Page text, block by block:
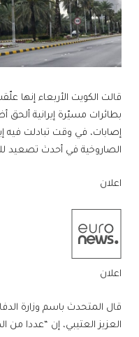
قالت الكويت الأربعاء إنها
بطائرات مسيّرة إيرانية ألحق
إصابات، في وقت تبادلت فيه
الصاروخية في أحدث تصعيد
اعلان
اعلان
قال المتحدث باسم وزارة
العزيز العتيبي، إن “عددا